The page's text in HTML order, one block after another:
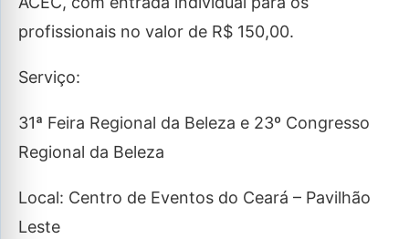
profissionais no valor de R$ 150,00.
Serviço:
31ª Feira Regional da Beleza e 23º Congresso
Regional da Beleza
Local: Centro de Eventos do Ceará – Pavilhão
Leste